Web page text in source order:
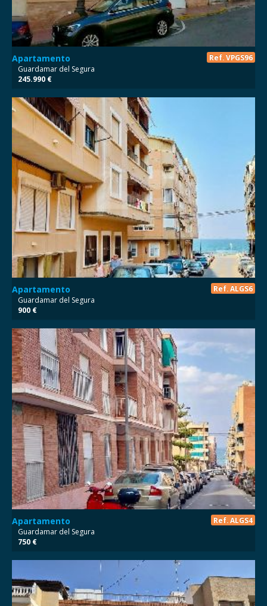
Apartamento Ref. VPGS96
Guardamar del Segura
245.990 €
Apartamento Ref. ALGS6
Guardamar del Segura
900 €
Apartamento Ref. ALGS4
Guardamar del Segura
750 €